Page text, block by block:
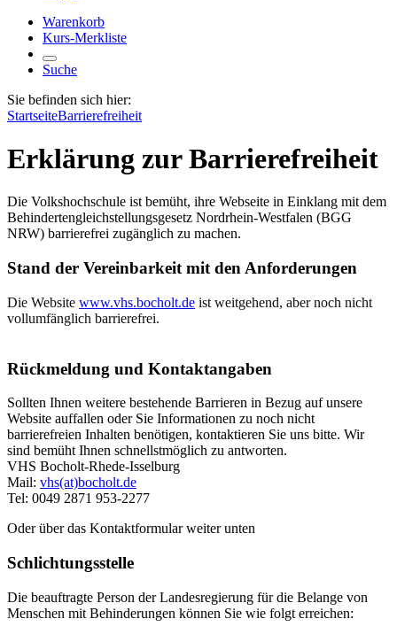
Warenkorb
Kurs-Merkliste
Suche
Sie befinden sich hier:
StartseiteBarrierefreiheit
Erklärung zur Barrierefreiheit
Die Volkshochschule ist bemüht, ihre Webseite in Einklang mit dem
Behindertengleichstellungsgesetz Nordrhein-Westfalen (BGG
NRW) barrierefrei zugänglich zu machen.
Stand der Vereinbarkeit mit den Anforderungen
Die Website www.vhs.bocholt.de ist weitgehend, aber noch nicht
vollumfänglich barrierefrei.
Rückmeldung und Kontaktangaben
Sollten Ihnen weitere bestehende Barrieren in Bezug auf unsere
Website auffallen oder Sie Informationen zu noch nicht
barrierefreien Inhalten benötigen, kontaktieren Sie uns bitte. Wir
sind bemüht Ihnen schnellstmöglich zu antworten.
VHS Bocholt-Rhede-Isselburg
Mail: vhs(at)bocholt.de
Tel: 0049 2871 953-2277
Oder über das Kontaktformular weiter unten
Schlichtungsstelle
Die beauftragte Person der Landesregierung für die Belange von
Menschen mit Behinderungen können Sie wie folgt erreichen: